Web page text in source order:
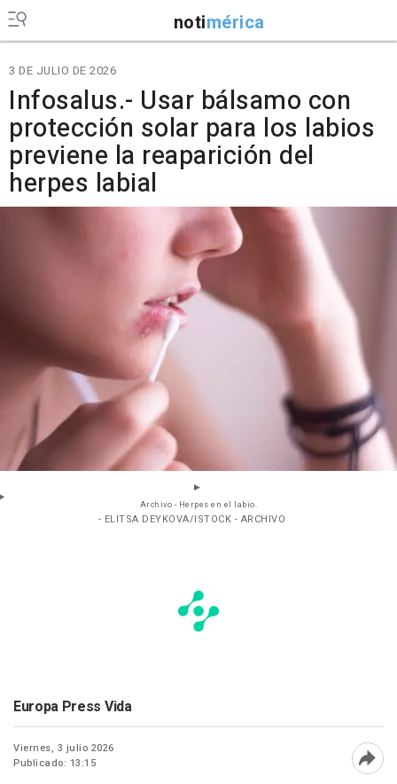
notimérica
3 DE JULIO DE 2026
Infosalus.- Usar bálsamo con
protección solar para los labios
previene la reaparición del
herpes labial
Archivo - Herpes en el labio.
- ELITSA DEYKOVA/ISTOCK - ARCHIVO
Europa Press Vida
Viernes, 3 julio 2026
Publicado: 13:15